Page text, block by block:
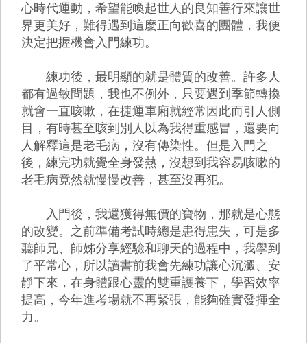
心時代運動，希望能喚起世人的良知善行來讓世
界更美好，難得遇到這麼正向歡喜的團體，我便
決定把握機會入門練功。
練功後，最明顯的就是體質的改善。許多人
都有過敏問題，我也不例外，只要遇到季節轉換
就會一直咳嗽，在捷運車廂就經常因此而引人側
目，有時甚至咳到別人以為我得重感冒，還要向
人解釋這是老毛病，沒有傳染性。但是入門之
後，練完功就覺全身發熱，沒想到我容易咳嗽的
老毛病竟然就慢慢改善，甚至沒再犯。
入門後，我還獲得無價的寶物，那就是心態
的改變。之前準備考試時總是患得患失，可是多
聽師兄、師姊分享經驗和聊天的過程中，我學到
了平常心，所以讀書前我會先練功讓心沉澱、安
靜下來，在身體跟心靈的雙重護養下，學習效率
提高，今年進考場就不再緊張，能夠確實發揮全
力。